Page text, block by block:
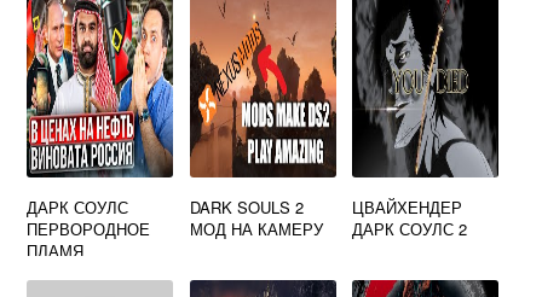
ДАРК СОУЛС
ПЕРВОРОДНОЕ
ПЛАМЯ
DARK SOULS 2
МОД НА КАМЕРУ
ЦВАЙХЕНДЕР
ДАРК СОУЛС 2